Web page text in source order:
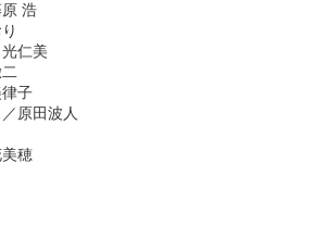
浩
仁美
子
原田波人
穂